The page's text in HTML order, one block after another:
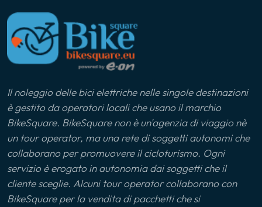
Il noleggio delle bici elettriche nelle singole destinazioni
è gestito da operatori locali che usano il marchio
BikeSquare. BikeSquare non è un'agenzia di viaggio nè
un tour operator, ma una rete di soggetti autonomi che
collaborano per promuovere il cicloturismo. Ogni
servizio è erogato in autonomia dai soggetti che il
cliente sceglie. Alcuni tour operator collaborano con
BikeSquare per la vendita di pacchetti che si